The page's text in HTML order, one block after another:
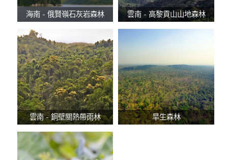
海南 - 俄賢嶺石灰岩森林 雲南 - 高黎貢山山地森林
雲南 - 銅壁關熱帶雨林 旱生森林